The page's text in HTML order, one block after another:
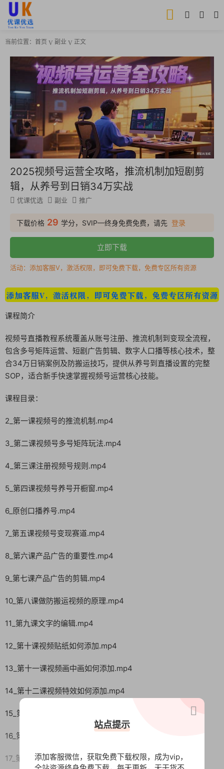
当前位置： 首页 副业 正文
2025视频号运营全攻略，推流机制加短剧剪
辑，从养号到日销34万实战
优课优选 副业 推广
下载价格 29 学分，SVIP—终身免费免费，请先 登录
立即下载
活动：添加客服V，激活权限，即可免费下载，免费专区所有资源
课程简介
视频号直播教程系统覆盖从账号注册、推流机制到变现全流程，
包含多号矩阵运营、短剧广告剪辑、数字人口播等核心技术，整
合34万日销案例及防搬运技巧，提供从养号到直播设置的完整
SOP，适合新手快速掌握视频号运营核心技能。
课程目录：
2_第一课视频号的推流机制.mp4
3_第二课视频号多号矩阵玩法.mp4
4_第三课注册视频号规则.mp4
5_第四课视频号养号开橱窗.mp4
6_原创口播养号.mp4
7_第五课视频号变现赛道.mp4
8_第六课产品广告的重要性.mp4
9_第七课产品广告的剪辑.mp4
10_第八课做防搬运视频的原理.mp4
11_第九课文字的编辑.mp4
12_第十课视频贴纸如何添加.mp4
13_第十一课视频画中画如何添加.mp4
14_第十二课视频特效如何添加.mp4
15_第十三课视频滤镜如何添加.mp4
16_第十四课视频蒙版如何添加.mp4
17_第十五课视频关键帧如何添加.mp4
站点提示
添加客服微信，获取免费下载权限，成为vip，